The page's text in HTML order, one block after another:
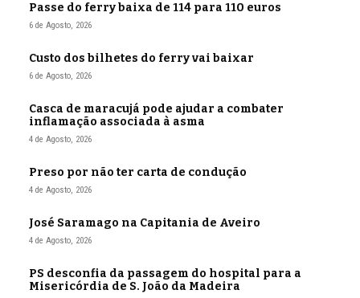
Passe do ferry baixa de 114 para 110 euros
6 de Agosto, 2026
Custo dos bilhetes do ferry vai baixar
6 de Agosto, 2026
Casca de maracujá pode ajudar a combater
inflamação associada à asma
4 de Agosto, 2026
Preso por não ter carta de condução
4 de Agosto, 2026
José Saramago na Capitania de Aveiro
4 de Agosto, 2026
PS desconfia da passagem do hospital para a
Misericórdia de S. João da Madeira